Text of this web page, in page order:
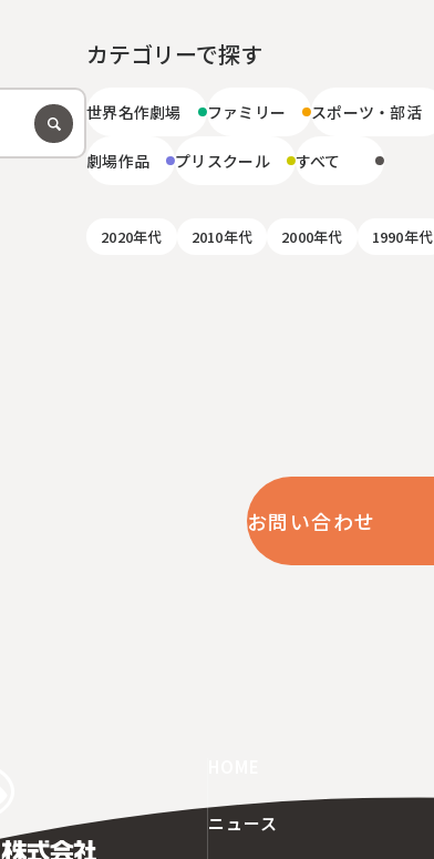
カテゴリーで探す
世界名作劇場 ファミリー スポーツ・部活
劇場作品 プリスクール すべて
2020年代 2010年代 2000年代 1990年代
お問い合わせ
ニュース